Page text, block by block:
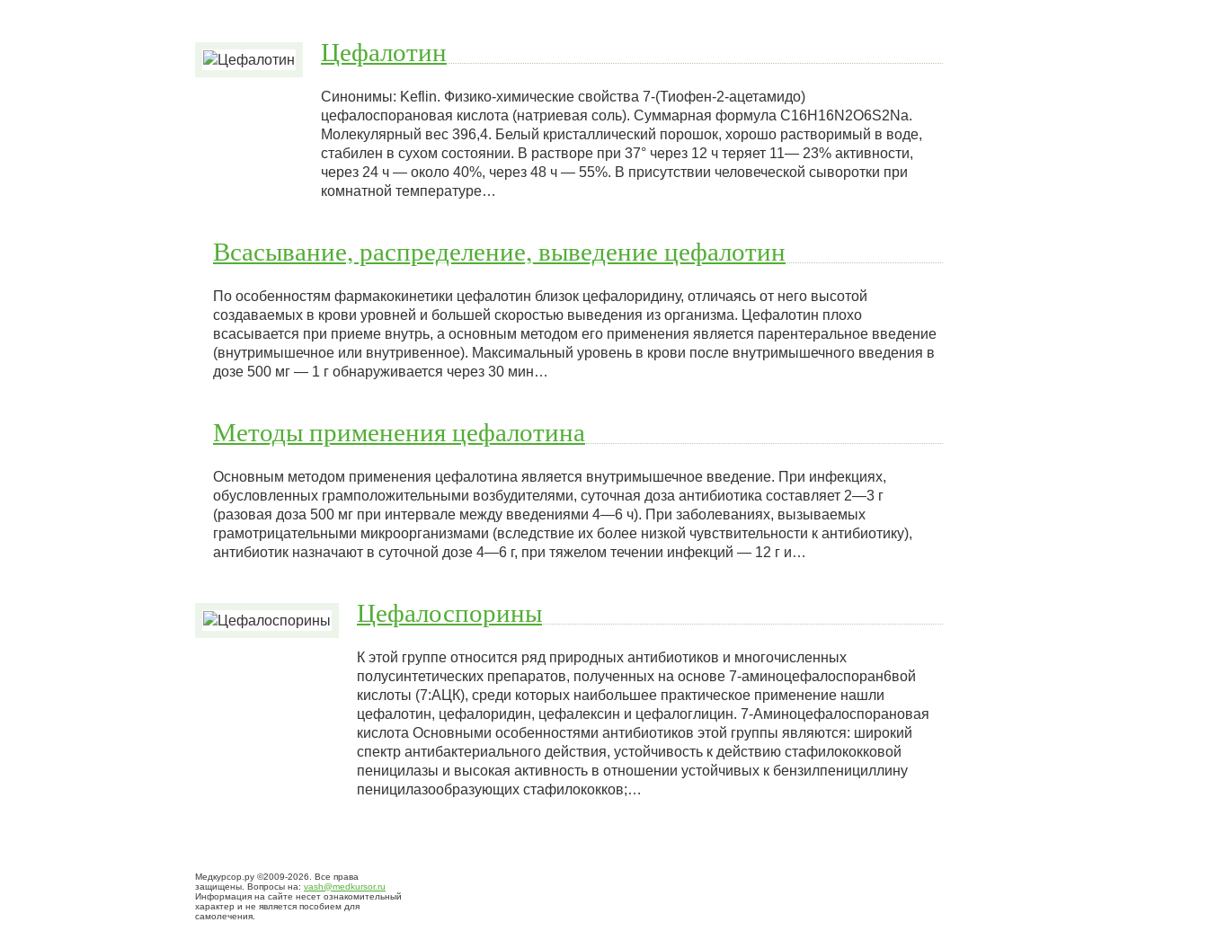
Цефалотин
Синонимы: Keflin. Физико-химические свойства 7-(Тиофен-2-ацетамидо)
цефалоспорановая кислота (натриевая соль). Суммарная формула C16H16N2О6S2Na.
Молекулярный вес 396,4. Белый кристаллический порошок, хорошо растворимый в воде,
стабилен в сухом состоянии. В растворе при 37° через 12 ч теряет 11— 23% активности,
через 24 ч — около 40%, через 48 ч — 55%. В присутствии человеческой сыворотки при
комнатной температуре…
Всасывание, распределение, выведение цефалотин
По особенностям фармакокинетики цефалотин близок цефалоридину, отличаясь от него высотой
создаваемых в крови уровней и большей скоростью выведения из организма. Цефалотин плохо
всасывается при приеме внутрь, а основным методом его применения является парентеральное введение
(внутримышечное или внутривенное). Максимальный уровень в крови после внутримышечного введения в
дозе 500 мг — 1 г обнаруживается через 30 мин…
Методы применения цефалотина
Основным методом применения цефалотина является внутримышечное введение. При инфекциях,
обусловленных грамположительными возбудителями, суточная доза антибиотика составляет 2—3 г
(разовая доза 500 мг при интервале между введениями 4—6 ч). При заболеваниях, вызываемых
грамотрицательными микроорганизмами (вследствие их более низкой чувствительности к антибиотику),
антибиотик назначают в суточной дозе 4—6 г, при тяжелом течении инфекций — 12 г и…
Цефалоспорины
К этой группе относится ряд природных антибиотиков и многочисленных
полусинтетических препаратов, полученных на основе 7-аминоцефалоспоран6вой
кислоты (7:АЦК), среди которых наибольшее практическое применение нашли
цефалотин, цефалоридин, цефалексин и цефалоглицин. 7-Аминоцефалоспорановая
кислота Основными особенностями антибиотиков этой группы являются: широкий
спектр антибактериального действия, устойчивость к действию стафилококковой
пеницилазы и высокая активность в отношении устойчивых к бензилпенициллину
пеницилазообразующих стафилококков;…
Медкурсор.ру ©2009-2026. Все права
защищены. Вопросы на: vash@medkursor.ru
Информация на сайте несет ознакомительный
характер и не является пособием для
самолечения.